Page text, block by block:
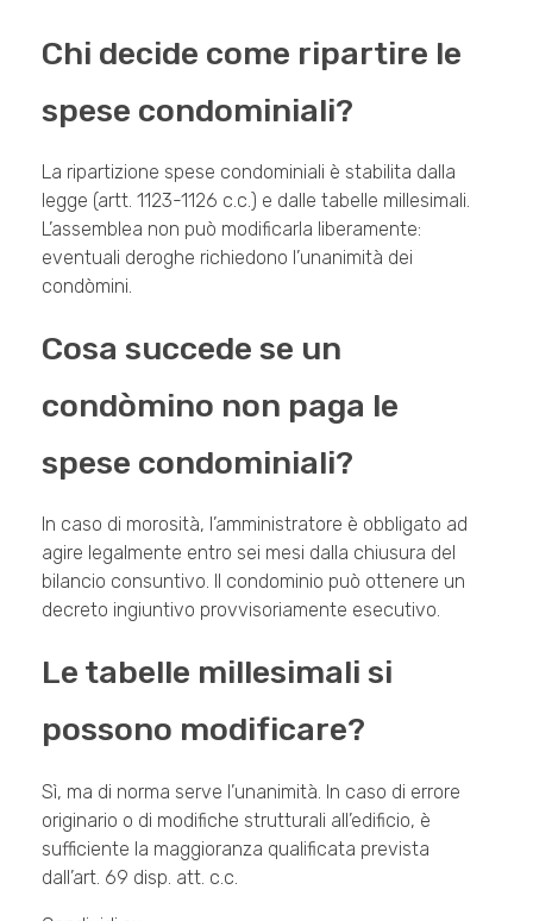
Chi decide come ripartire le
spese condominiali?
La ripartizione spese condominiali è stabilita dalla
legge (artt. 1123-1126 c.c.) e dalle tabelle millesimali.
L’assemblea non può modificarla liberamente:
eventuali deroghe richiedono l’unanimità dei
condòmini.
Cosa succede se un
condòmino non paga le
spese condominiali?
In caso di morosità, l’amministratore è obbligato ad
agire legalmente entro sei mesi dalla chiusura del
bilancio consuntivo. Il condominio può ottenere un
decreto ingiuntivo provvisoriamente esecutivo.
Le tabelle millesimali si
possono modificare?
Sì, ma di norma serve l’unanimità. In caso di errore
originario o di modifiche strutturali all’edificio, è
sufficiente la maggioranza qualificata prevista
dall’art. 69 disp. att. c.c.